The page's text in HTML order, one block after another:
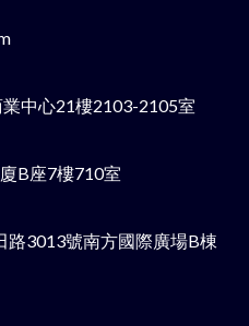
中心21樓2103-2105室
B座7樓710室
路3013號南方國際廣場B棟